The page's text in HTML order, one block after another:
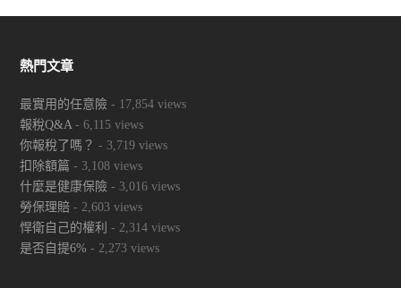
熱門文章
最實用的任意險 - 17,854 views
報稅Q&A - 6,115 views
你報稅了嗎？ - 3,719 views
扣除額篇 - 3,108 views
什麼是健康保險 - 3,016 views
勞保理賠 - 2,603 views
悍衛自己的權利 - 2,314 views
是否自提6% - 2,273 views